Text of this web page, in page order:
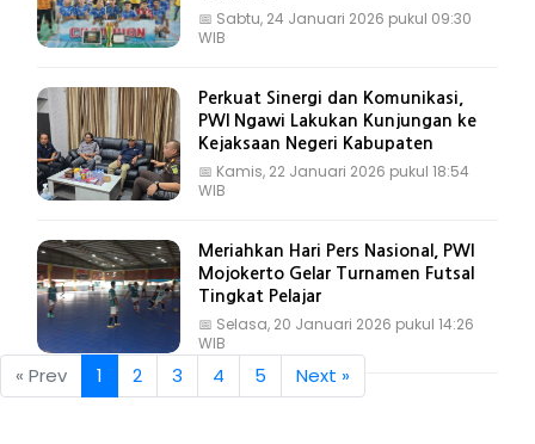
📅 Sabtu, 24 Januari 2026 pukul 09:30
WIB
Perkuat Sinergi dan Komunikasi,
PWI Ngawi Lakukan Kunjungan ke
Kejaksaan Negeri Kabupaten
📅 Kamis, 22 Januari 2026 pukul 18:54
WIB
Meriahkan Hari Pers Nasional, PWI
Mojokerto Gelar Turnamen Futsal
Tingkat Pelajar
📅 Selasa, 20 Januari 2026 pukul 14:26
WIB
« Prev 1 2 3 4 5 Next »